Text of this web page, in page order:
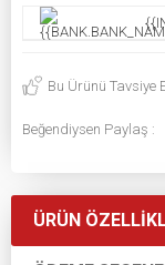
Bu Ürünü Tavsiye
Beğendiysen Paylaş :
ÜRÜN